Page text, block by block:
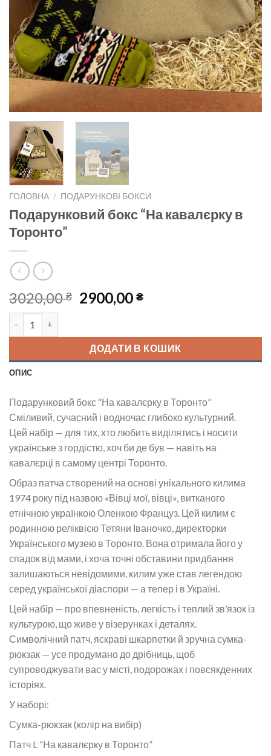
ГОЛОВНА / ПОДАРУНКОВІ БОКСИ
Подарунковий бокс “На кавалєрку в
Торонто”
3020,00₴ Оригінальна
2900,00₴Поточна
ДОДАТИ В КОШИК
ОПИС
Подарунковий бокс “На кавалєрку в Торонто”
Сміливий, сучасний і водночас глибоко культурний.
Цей набір — для тих, хто любить виділятись і носити
українське з гордістю, хоч би де був — навіть на
кавалєрці в самому центрі Торонто.
Образ патча створений на основі унікального килима
1974 року під назвою «Вівці мої, вівці», витканого
етнічною українкою Оленкою Француз. Цей килим є
родинною реліквією Тетяни Іваночко, директорки
Українського музею в Торонто. Вона отримала його у
спадок від мами, і хоча точні обставини придбання
залишаються невідомими, килим уже став легендою
серед української діаспори — а тепер і в Україні.
Цей набір — про впевненість, легкість і теплий зв’язок із
культурою, що живе у візерунках і деталях.
Символічний патч, яскраві шкарпетки й зручна сумка-
рюкзак — усе продумано до дрібниць, щоб
супроводжувати вас у місті, подорожах і повсякденних
історіях.
У наборі:
Сумка-рюкзак (колір на вибір)
Патч L “На кавалєрку в Торонто”